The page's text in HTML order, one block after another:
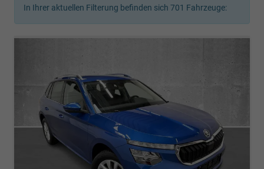
In Ihrer aktuellen Filterung befinden sich 701 Fahrzeuge: